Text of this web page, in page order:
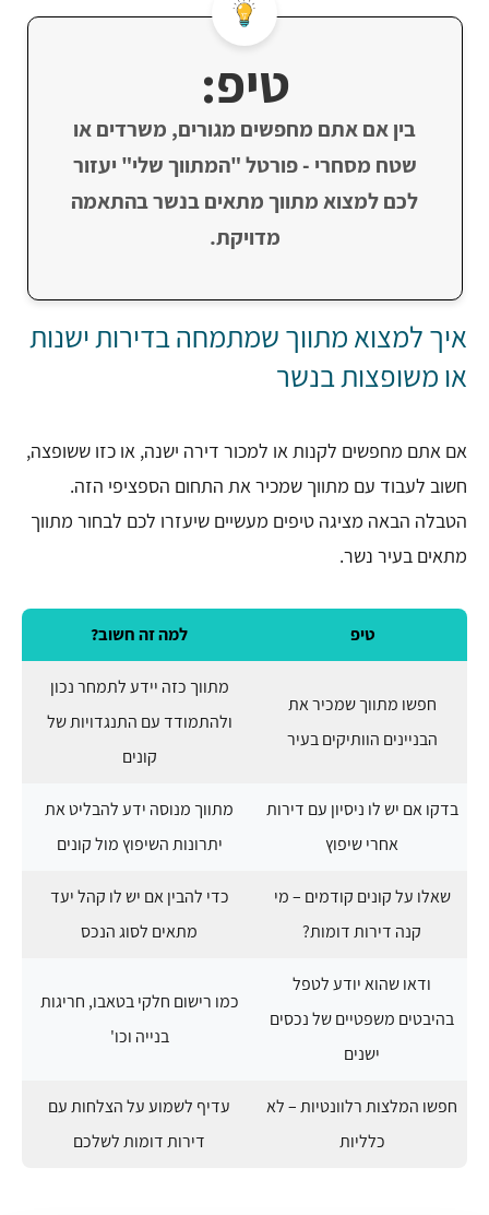
טיפ:
בין אם אתם מחפשים מגורים, משרדים או
שטח מסחרי - פורטל "המתווך שלי" יעזור
לכם למצוא מתווך מתאים בנשר בהתאמה
מדויקת.
איך למצוא מתווך שמתמחה בדירות ישנות
או משופצות בנשר
אם אתם מחפשים לקנות או למכור דירה ישנה, או כזו ששופצה,
חשוב לעבוד עם מתווך שמכיר את התחום הספציפי הזה.
הטבלה הבאה מציגה טיפים מעשיים שיעזרו לכם לבחור מתווך
מתאים בעיר נשר.
טיפ למה זה חשוב?
חפשו מתווך שמכיר את
הבניינים הוותיקים בעיר
מתווך כזה יידע לתמחר נכון
ולהתמודד עם התנגדויות של
קונים
בדקו אם יש לו ניסיון עם דירות
אחרי שיפוץ
מתווך מנוסה ידע להבליט את
יתרונות השיפוץ מול קונים
שאלו על קונים קודמים – מי
קנה דירות דומות?
כדי להבין אם יש לו קהל יעד
מתאים לסוג הנכס
ודאו שהוא יודע לטפל
בהיבטים משפטיים של נכסים
ישנים
כמו רישום חלקי בטאבו, חריגות
בנייה וכו'
חפשו המלצות רלוונטיות – לא
כלליות
עדיף לשמוע על הצלחות עם
דירות דומות לשלכם